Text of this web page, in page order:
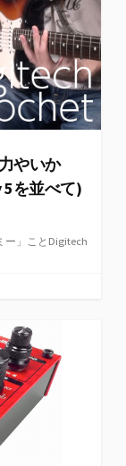
やいか
5を並べて)
ー」ことDigitech